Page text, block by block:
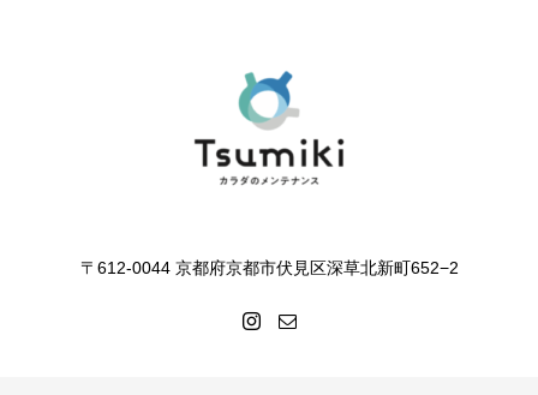
〒612-0044 京都府京都市伏見区深草北新町652−2